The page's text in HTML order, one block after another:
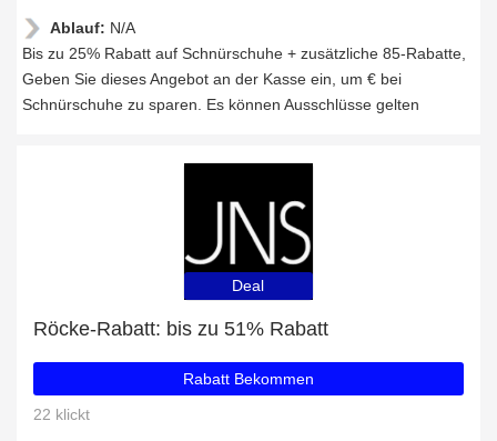
Ablauf: N/A
Bis zu 25% Rabatt auf Schnürschuhe + zusätzliche 85-Rabatte,
Geben Sie dieses Angebot an der Kasse ein, um € bei
Schnürschuhe zu sparen. Es können Ausschlüsse gelten
Deal
Röcke-Rabatt: bis zu 51% Rabatt
Rabatt Bekommen
22 klickt